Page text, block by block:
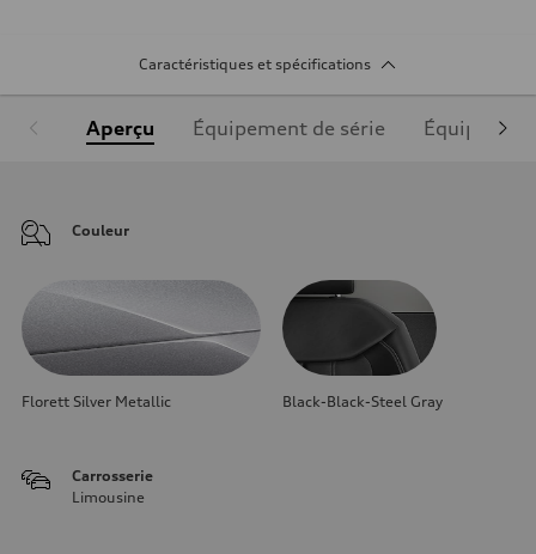
Caractéristiques et spécifications
Aperçu Équipement de série
Couleur
Florett Silver Metallic Black-Black-Steel Gray
Carrosserie
Limousine